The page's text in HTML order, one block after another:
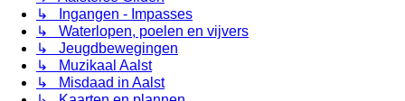
↳ Ingangen - Impasses
↳ Waterlopen, poelen en vijvers
↳ Jeugdbewegingen
↳ Muzikaal Aalst
↳ Misdaad in Aalst